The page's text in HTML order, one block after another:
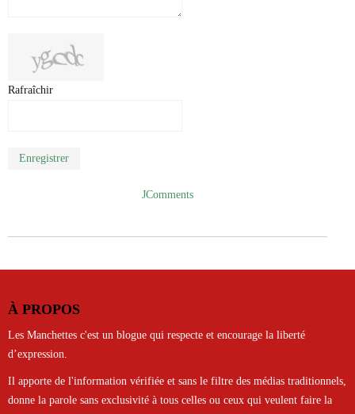
Rafraîchir
Enregistrer
JComments
À PROPOS
Les Manchettes c'est un blogue qui respecte et encourage la liberté
d’expression.
Il apporte de l'information vérifiée et sans le filtre des médias traditionnels,
donne la parole sans exclusivité à tous celles ou ceux qui veulent faire la